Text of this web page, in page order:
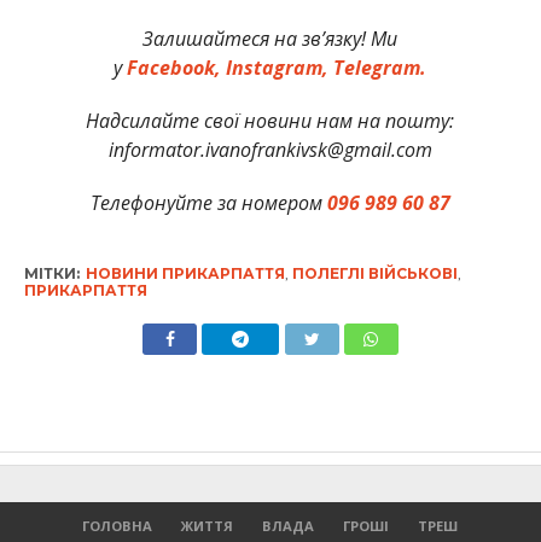
Залишайтеся на зв’язку! Ми
уFacebook, Instagram, Telegram.
Надсилайте свої новини нам на пошту:
informator.ivanofrankivsk@gmail.com
Телефонуйте за номером096 989 60 87
МІТКИ: НОВИНИ ПРИКАРПАТТЯ ПОЛЕГЛІ ВІЙСЬКОВІ
ПРИКАРПАТТЯ
ГОЛОВНА ЖИТТЯ ВЛАДА ГРОШІ
ТРЕШ